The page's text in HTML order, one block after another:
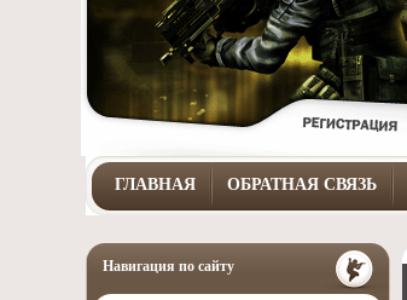
ГЛАВНАЯ ОБРАТНАЯ СВЯЗЬ
Навигация по сайту